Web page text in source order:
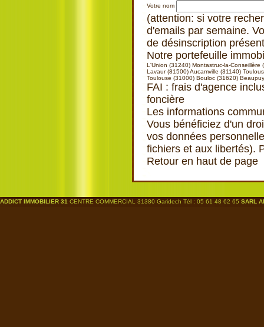
Votre nom
(attention: si votre
d'emails par semaine.
de désinscription
Notre portefeuille
L'Union (31240) Montastruc-la-Conseillère
Lavaur (81500)Aucamville (31140)
Toulouse (31000) Bouloc (31620)
FAI : frais d'agence
foncière
Les informations
Vous bénéficiez d'un
vos données
fichiers et aux libertés).
Retour en haut de page
ADDICT IMMOBILIER 31 CENTRE COMMERCIAL 31380 Garidech Tél : 05 61 48 62 65 SARL